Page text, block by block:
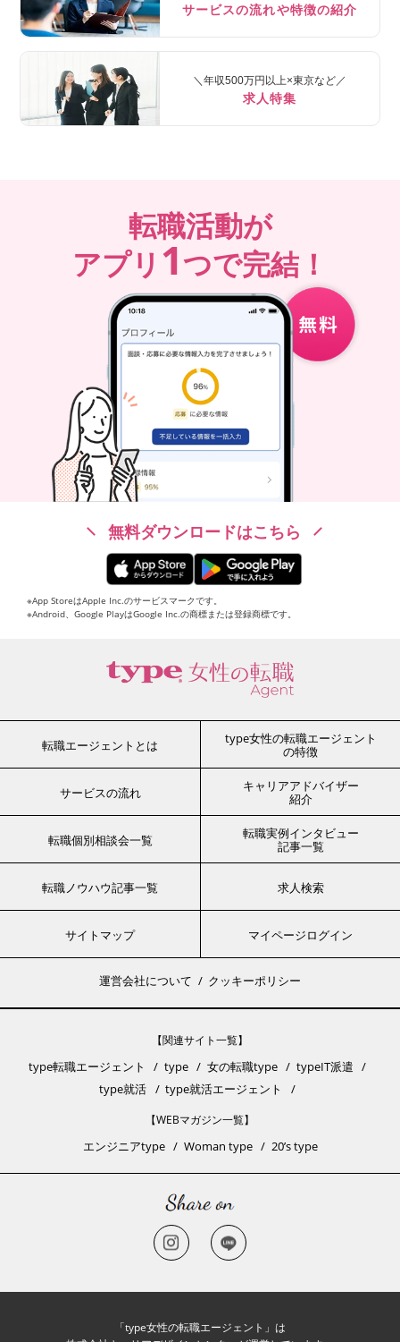
サービスの流れや特徴の紹介
＼年収500万円以上×東京など／
求人特集
転職活動が
アプリ 1つで完結！
無料ダウンロードはこちら
※App StoreはApple Inc.のサービスマークです。
※Android、Google PlayはGoogle Inc.の商標または登録商標です。
転職エージェントとは
type女性の転職エージェント
の特徴
サービスの流れ
キャリアアドバイザー
紹介
転職個別相談会一覧
転職実例インタビュー
記事一覧
転職ノウハウ記事一覧 求人検索
サイトマップ マイページログイン
運営会社について クッキーポリシー
【関連サイト一覧】
type転職エージェント type 女の転職type
typeIT派遣
type就活
type就活エージェント
【WEBマガジン一覧】
エンジニアtype Woman type 20’s type
「type女性の転職エージェント」は